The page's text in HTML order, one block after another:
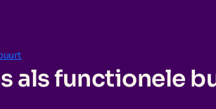
als functionele